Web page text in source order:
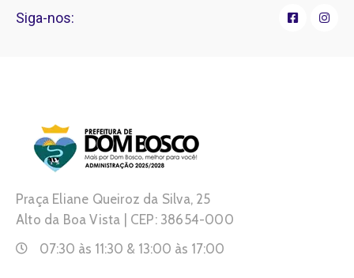
Siga-nos:
Praça Eliane Queiroz da Silva, 25
Alto da Boa Vista | CEP: 38654-000
07:30 às 11:30 & 13:00 às 17:00